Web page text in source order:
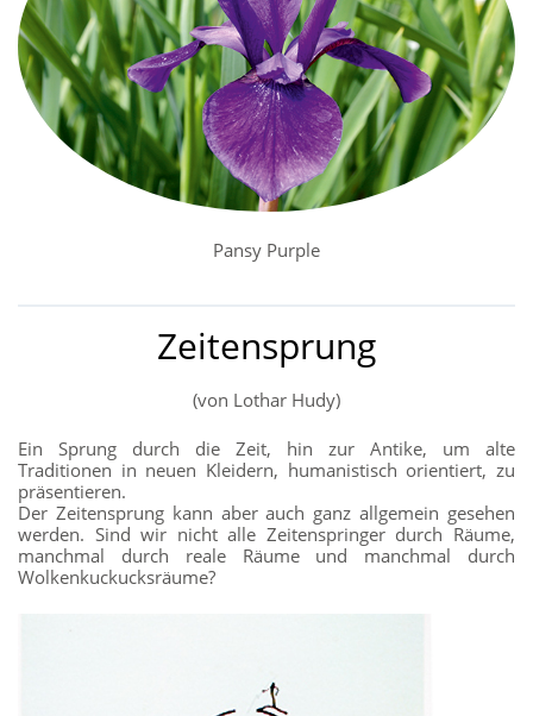
Pansy Purple
Zeitensprung
(von Lothar Hudy)
Ein Sprung durch die Zeit, hin zur Antike, um alte
Traditionen in neuen Kleidern, humanistisch orientiert, zu
präsentieren.
Der Zeitensprung kann aber auch ganz allgemein gesehen
werden. Sind wir nicht alle Zeitenspringer durch Räume,
manchmal durch reale Räume und manchmal durch
Wolkenkuckucksräume?